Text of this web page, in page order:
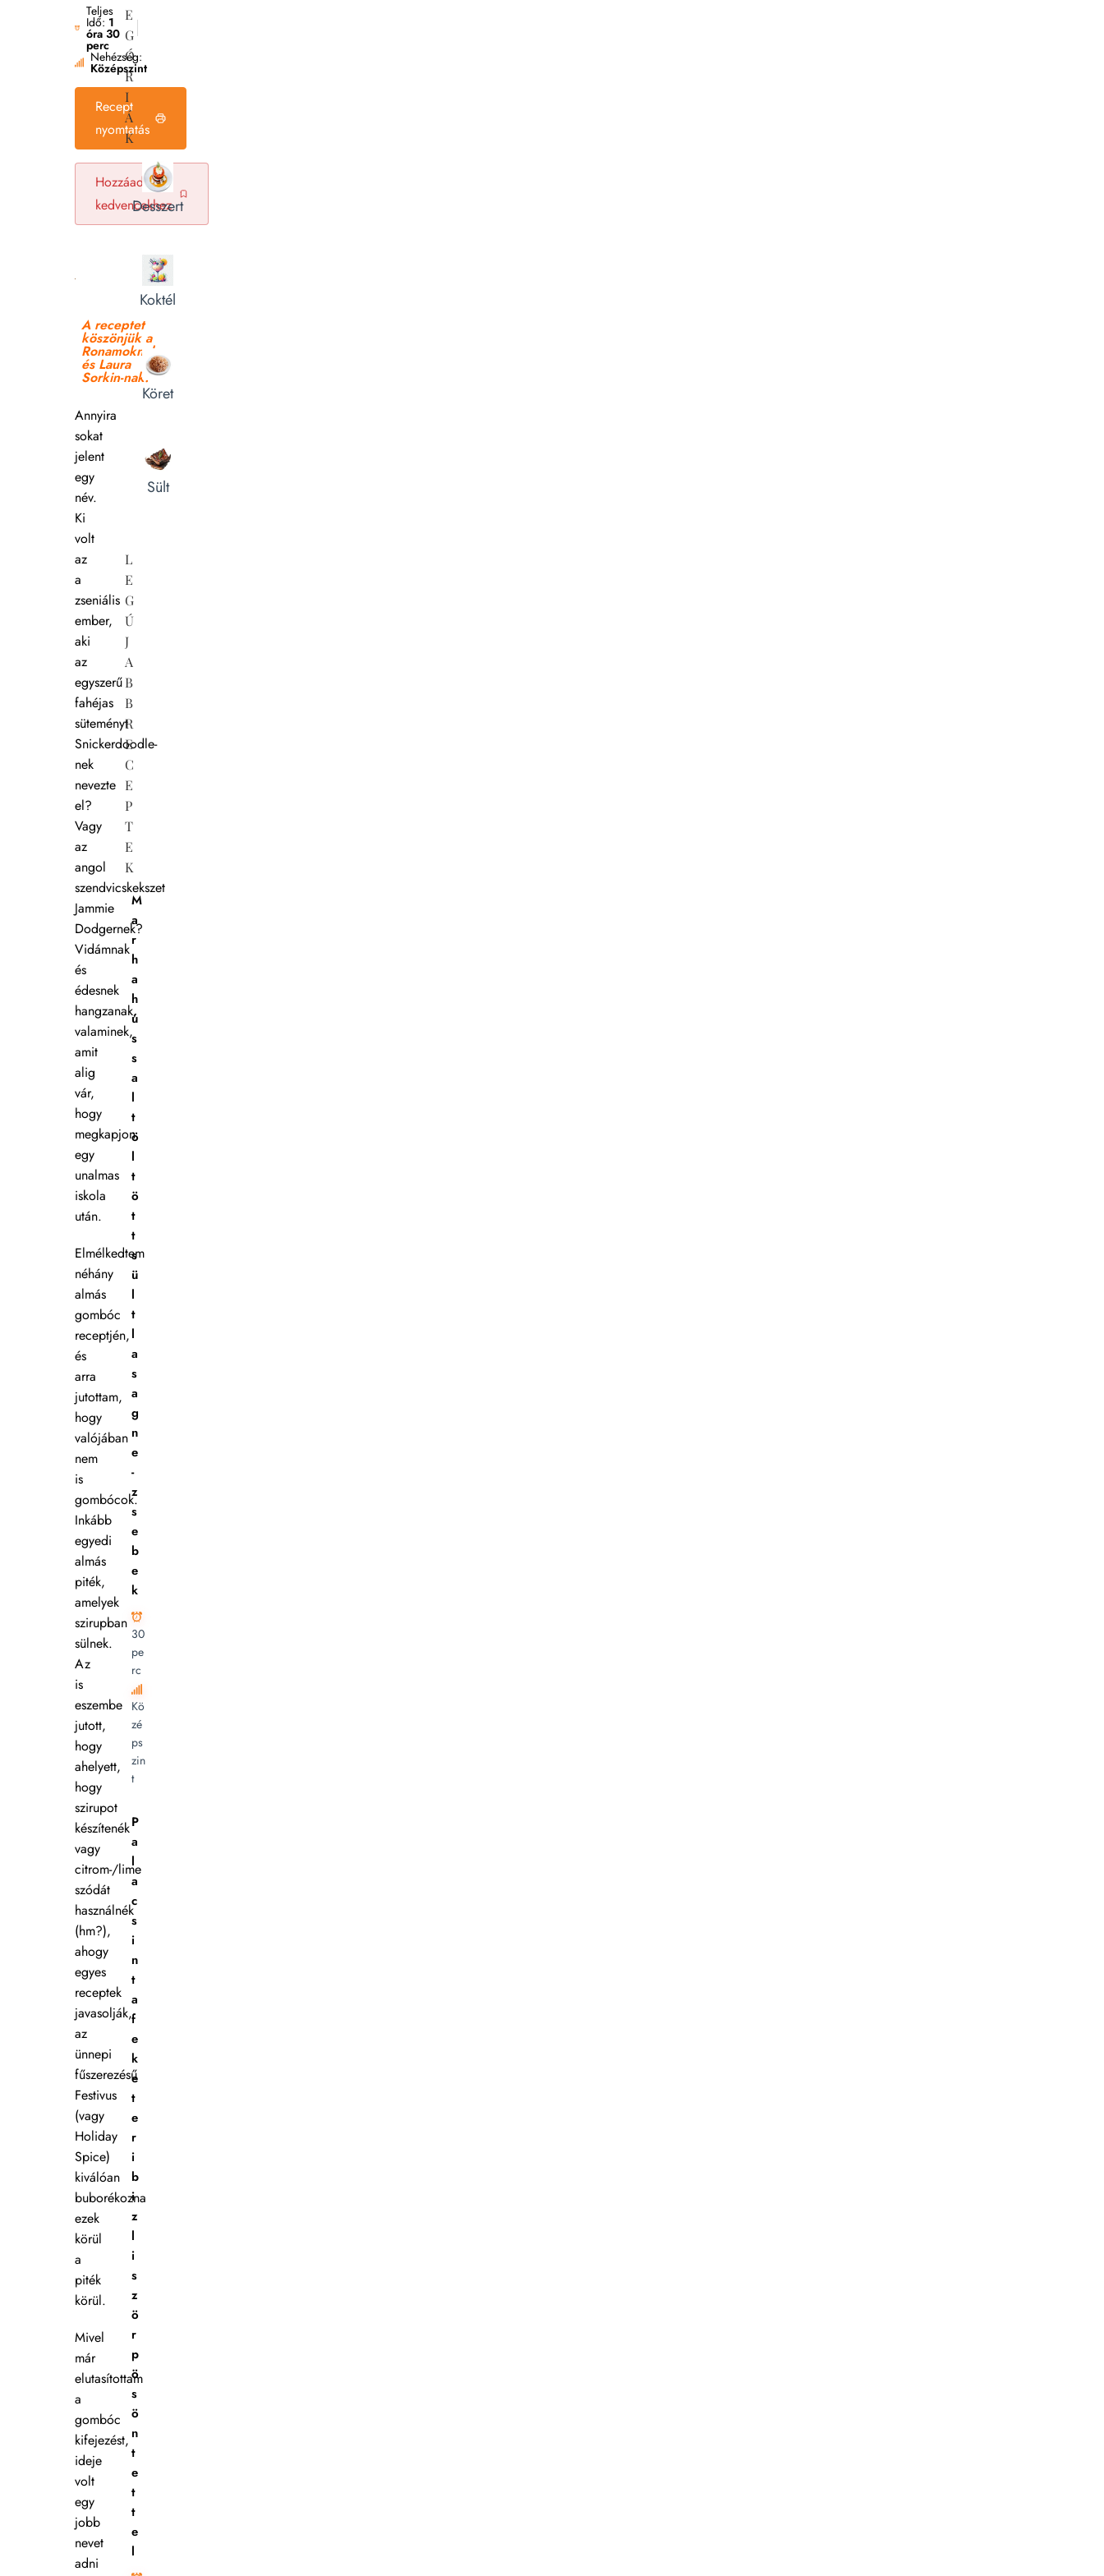
Teljes
Idő: 1
óra 30
perc
Nehézség:
Középszint
Recept
nyomtatás
Hozzáadás a
kedvencekhez
A receptet
köszönjük a
Ronamoknak
és Laura
Sorkin-nak.
Annyira
sokat
jelent
egy
név.
Ki
volt
az
a
zseniális
ember,
aki
az
egyszerű
fahéjas
süteményt
Snickerdoodle-
nek
nevezte
el?
Vagy
az
angol
szendvicskekszet
Jammie
Dodgernek?
Vidámnak
és
édesnek
hangzanak,
valaminek,
amit
alig
vár,
hogy
megkapjon
egy
unalmas
iskola
után.
Elmélkedtem
néhány
almás
gombóc
receptjén,
és
arra
jutottam,
hogy
valójában
nem
is
gombócok.
Inkább
egyedi
almás
piték,
amelyek
szirupban
sülnek.
Az
is
eszembe
jutott,
hogy
ahelyett,
hogy
szirupot
készítenék
vagy
citrom-/lime
szódát
használnék
(hm?),
ahogy
egyes
receptek
javasolják,
az
ünnepi
fűszerezésű
Festivus
(vagy
Holiday
Spice)
kiválóan
buborékozna
ezek
körül
a
piték
körül.
Mivel
már
elutasítottam
a
gombóc
kifejezést,
ideje
volt
egy
jobb
nevet
adni
E
G
Ó
R
I
Á
K
Desszert
Koktél
Köret
Sült
L
E
G
Ú
J
A
B
B
R
E
C
E
P
T
E
K
M
a
r
h
a
h
ú
s
s
a
l
t
ö
l
t
ö
t
t
s
ü
l
t
l
a
s
a
g
n
e
-
z
s
e
b
e
k
30
pe
rc
Kö
zé
ps
zin
t
P
a
l
a
c
s
i
n
t
a
f
e
k
e
t
e
r
i
b
i
z
l
i
s
z
ö
r
p
ö
s
ö
n
t
e
t
t
e
l